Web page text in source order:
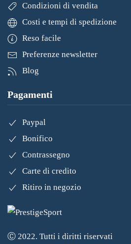
Condizioni di vendita
Costi e tempi di spedizione
Reso facile
Preferenze newsletter
Blog
Pagamenti
Paypal
Bonifico
Contrassegno
Carte di credito
Ritiro in negozio
Ⓒ 2022. Tutti i diritti riservati